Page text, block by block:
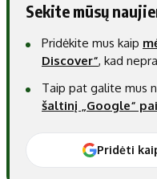
Sekite mūsų
Pridėkite mus kaip
Discover“, kad
Taip pat galite mus
šaltinį „Google“
Pridėti